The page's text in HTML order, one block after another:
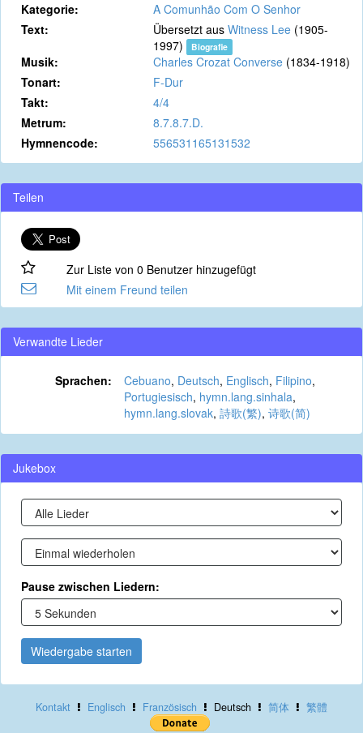
Kategorie:
A Comunhão Com O Senhor
Text:
Übersetzt aus Witness Lee (1905-
1997)
Biografie
Musik: Charles Crozat Converse (1834-1918)
Tonart:
F-Dur
Takt:
4/4
Metrum:
8.7.8.7.D.
Hymnencode:
556531165131532
Teilen
Zur Liste von 0 Benutzer hinzugefügt
Mit einem Freund teilen
Verwandte Lieder
Sprachen: Cebuano, Deutsch, Englisch, Filipino,
Portugiesisch, hymn.lang.sinhala,
hymn.lang.slovak, 詩歌(繁), 诗歌(简)
Jukebox
Pause zwischen Liedern:
Wiedergabe starten
Kontakt Englisch Französisch Deutsch 简体 繁體